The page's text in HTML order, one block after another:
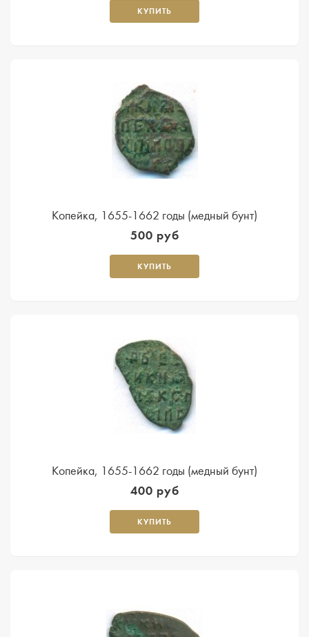
КУПИТЬ
Копейка, 1655-1662 годы (медный бунт)
500 руб
КУПИТЬ
Копейка, 1655-1662 годы (медный бунт)
400 руб
КУПИТЬ